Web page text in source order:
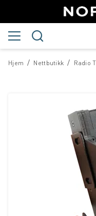
/
Hjem /
Nettbutikk Radio